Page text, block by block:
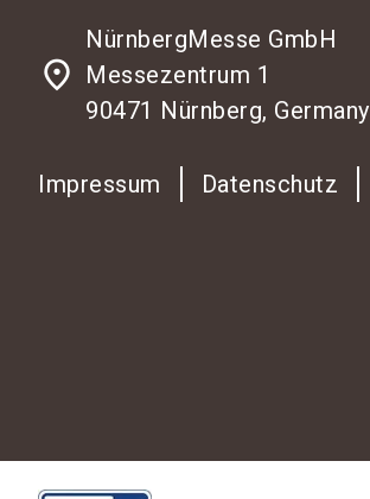
place
NürnbergMesse GmbH
Messezentrum 1
90471 Nürnberg, Germany
Impressum Datenschutz